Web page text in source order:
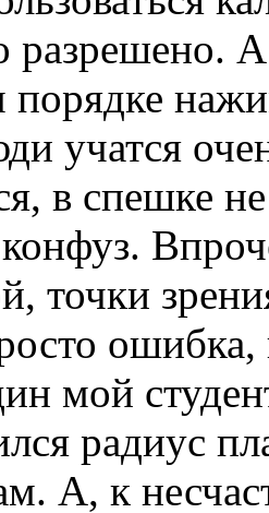
разрешено.
порядке
учатся
в спешке
конфуз.
точки
ошибка,
мой
радиус
А, к